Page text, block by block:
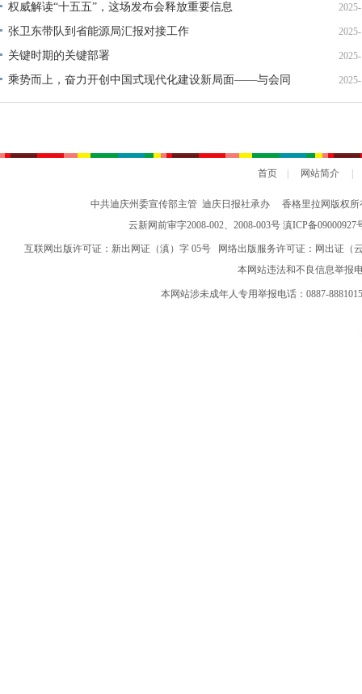
权威解读“十五五”，这场发布会释放重要信息
张卫东带队到省能源局汇报对接工作
关键时期的关键部署
乘势而上，奋力开创中国式现代化建设新局面——与会同
志谈贯彻落实党的二十届四中全会精神